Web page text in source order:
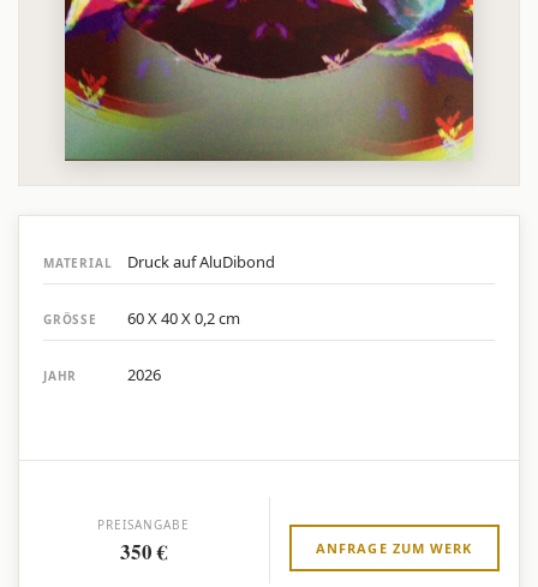
MATERIAL Druck auf AluDibond
GRÖSSE 60 X 40 X 0,2 cm
JAHR 2026
PREISANGABE
350 € ANFRAGE ZUM WERK